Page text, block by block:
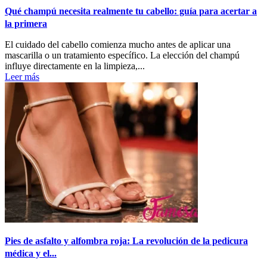
Qué champú necesita realmente tu cabello: guía para acertar a
la primera
El cuidado del cabello comienza mucho antes de aplicar una
mascarilla o un tratamiento específico. La elección del champú
influye directamente en la limpieza,...
Leer más
Pies de asfalto y alfombra roja: La revolución de la pedicura
médica y el...